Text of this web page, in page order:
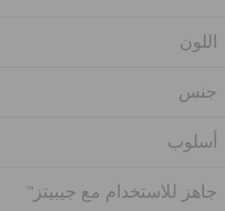
اللون
جنس
أسلوب
جاهز للاستخدام مع جيبيتز™